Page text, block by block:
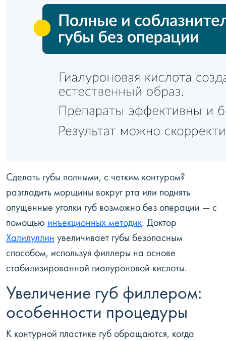
Сделать губы полными, с четким контуром?
разгладить морщины вокруг рта или поднять
опущенные уголки губ возможно без операции — с
помощью инъекционных методик. Доктор
Халилуллин увеличивает губы безопасным
способом, используя филлеры на основе
стабилизированной гиалуроновой кислоты.
Увеличение губ филлером:
особенности процедуры
К контурной пластике губ обращаются, когда